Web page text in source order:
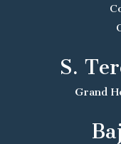
S.
Grand